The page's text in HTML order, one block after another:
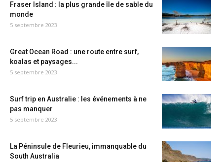
Fraser Island : la plus grande île de sable du
monde
5 septembre 2023
Great Ocean Road : une route entre surf,
koalas et paysages...
5 septembre 2023
Surf trip en Australie : les événements à ne
pas manquer
5 septembre 2023
La Péninsule de Fleurieu, immanquable du
South Australia